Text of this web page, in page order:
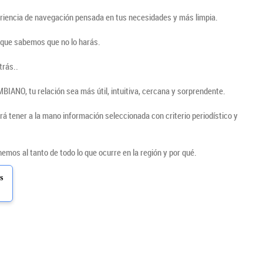
de navegación pensada en tus necesidades y más limpia.
sabemos que no lo harás.
tu relación sea más útil, intuitiva, cercana y sorprendente.
tener a la mano información seleccionada con criterio periodístico y
al tanto de todo lo que ocurre en la región y por qué.